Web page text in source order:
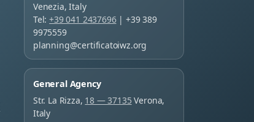
Venezia, Italy
Tel:+39 041 2437696| +39 389
9975559
planning@certificatoiwz.org
General Agency
Str. La Rizza, 18 — 37135 Verona,
Italy